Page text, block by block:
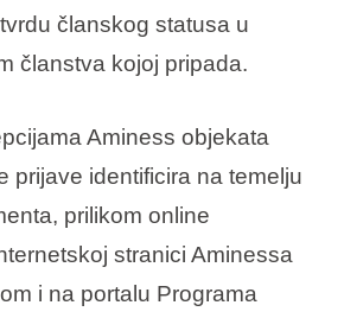
članskog statusa u
članstva kojoj pripada.
Aminess objekata
prijave identificira na temelju
prilikom online
stranici Aminessa
i na portalu Programa